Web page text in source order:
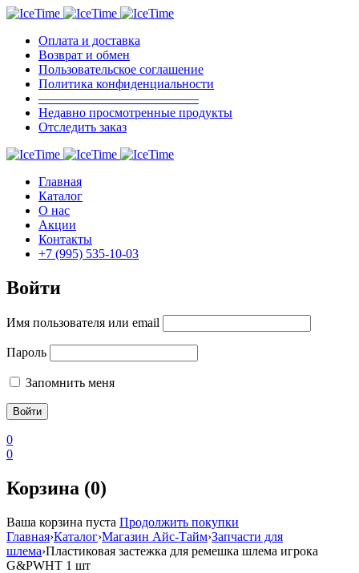
Оплата и доставка
Возврат и обмен
Пользовательское соглашение
Политика конфиденциальности
————————————–
Недавно просмотренные продукты
Отследить заказ
Главная
Каталог
О нас
Акции
Контакты
+7 (995) 535-10-03
Войти
Имя пользователя или email
Пароль
Запомнить меня
0
0
Корзина (0)
Ваша корзина пуста Продолжить покупки
Главная›Каталог›Магазин Айс-Тайм›Запчасти для
шлема›Пластиковая застежка для ремешка шлема игрока
G&PWHT 1 шт